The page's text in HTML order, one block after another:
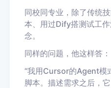
同校同专业，除了传统
本、用过Dify搭测试工
念。
同样的问题，他这样答：
“我用Cursor的Agent模
脚本。描述需求之后，